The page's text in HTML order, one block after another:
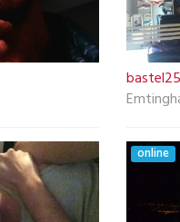
online